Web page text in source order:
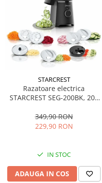
STARCREST
Razatoare electrica
STARCREST SEG-200BK, 200
349,90 RON
229,90 RON
IN STOC
ADAUGA IN COS